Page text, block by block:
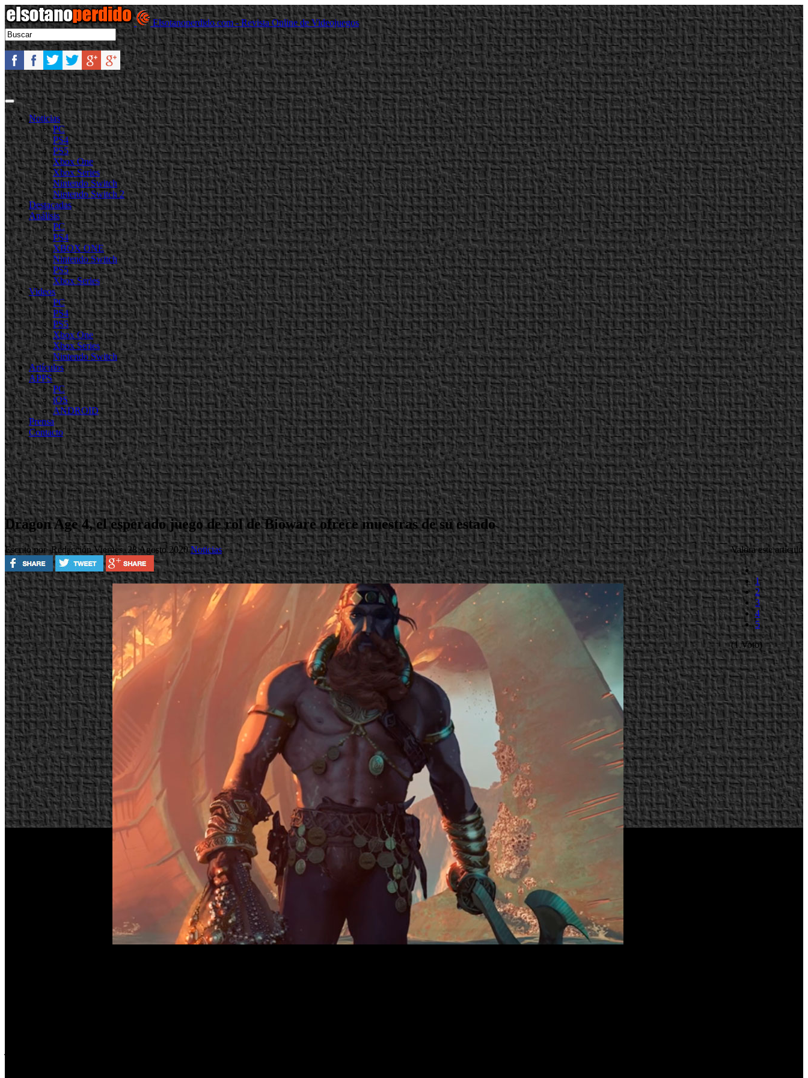
Elsotanoperdido.com - Revista Online de Videojuegos
Noticias
PC
PS4
PS5
Xbox One
Xbox Series
Nintendo Switch
Nintendo Switch 2
Destacadas
Análisis
PC
PS4
XBOX ONE
Nintendo Switch
PS5
Xbox Series
Videos
PC
PS4
PS5
Xbox One
Xbox Series
Nintendo Switch
Artículos
APPS
PC
iOS
ANDROID
Prensa
Contacto
Dragon Age 4, el esperado juego de rol de Bioware ofrece muestras de su estado
Escrito por RedacciónViernes, 28 Agosto 2020Noticias Valora este artículo
1
2
3
4
5
(1 Voto)